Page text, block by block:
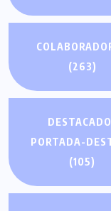
(263)
PORTADA-
(105)